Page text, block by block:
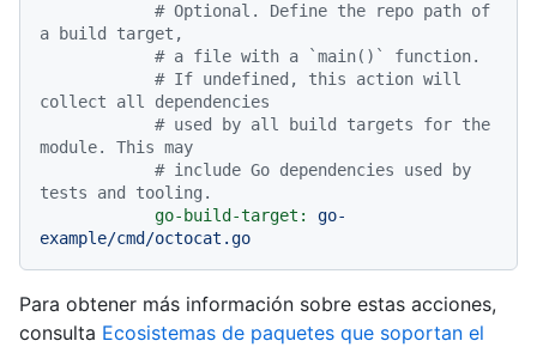
# Optional. Define the repo path of
a build target,
# a file with a `main()` function.
# If undefined, this action will
collect all dependencies
# used by all build targets for the
module. This may
# include Go dependencies used by
tests and tooling.
go-build-target:
go-
example/cmd/octocat.go
Para obtener más información sobre estas acciones,
consulta Ecosistemas de paquetes que soportan el